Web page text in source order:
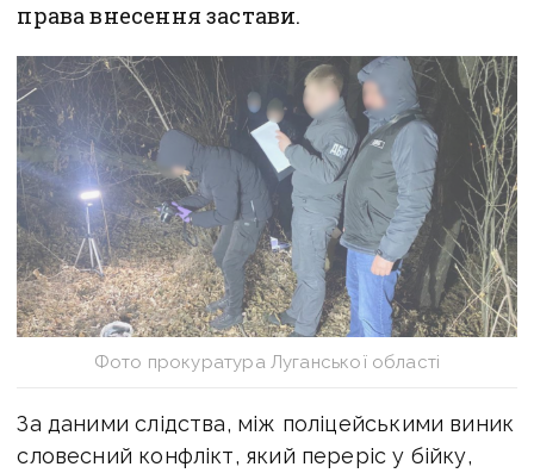
права внесення застави.
Фото прокуратура Луганської області
За даними слідства, між поліцейськими виник
словесний конфлікт, який переріс у бійку,